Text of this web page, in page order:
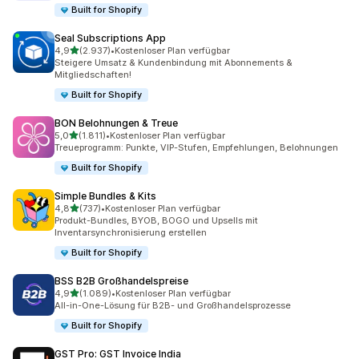
Built for Shopify
Seal Subscriptions App
4,9von 5 Sternen
(2.937)
2937 Rezensionen insgesamt
•Kostenloser Plan verfügbar
Steigere Umsatz & Kundenbindung mit Abonnements &
Mitgliedschaften!
Built for Shopify
BON Belohnungen & Treue
5,0von 5 Sternen
(1.811)
1811 Rezensionen insgesamt
•Kostenloser Plan verfügbar
Treueprogramm: Punkte, VIP-Stufen, Empfehlungen, Belohnungen
Built for Shopify
Simple Bundles & Kits
4,8von 5 Sternen
(737)
737 Rezensionen insgesamt
•Kostenloser Plan verfügbar
Produkt-Bundles, BYOB, BOGO und Upsells mit
Inventarsynchronisierung erstellen
Built for Shopify
BSS B2B Großhandelspreise
4,9von 5 Sternen
(1.089)
1089 Rezensionen insgesamt
•Kostenloser Plan verfügbar
All-in-One-Lösung für B2B- und Großhandelsprozesse
Built for Shopify
GST Pro: GST Invoice India